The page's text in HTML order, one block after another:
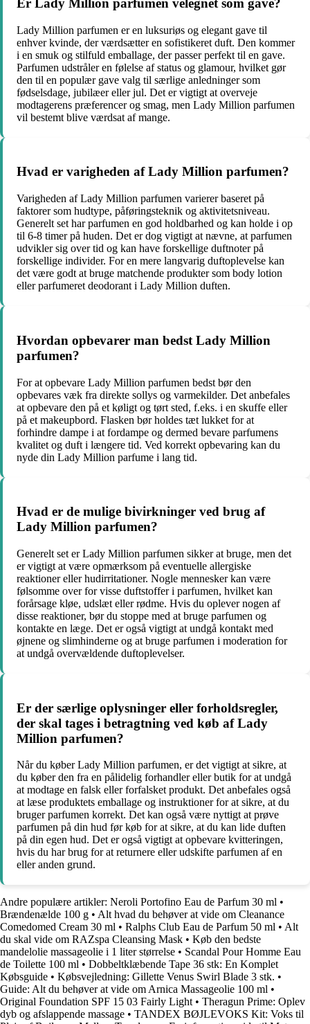
Er Lady Million parfumen velegnet som gave?
Lady Million parfumen er en luksuriøs og elegant gave til
enhver kvinde, der værdsætter en sofistikeret duft. Den kommer
i en smuk og stilfuld emballage, der passer perfekt til en gave.
Parfumen udstråler en følelse af status og glamour, hvilket gør
den til en populær gave valg til særlige anledninger som
fødselsdage, jubilæer eller jul. Det er vigtigt at overveje
modtagerens præferencer og smag, men Lady Million parfumen
vil bestemt blive værdsat af mange.
Hvad er varigheden af Lady Million parfumen?
Varigheden af Lady Million parfumen varierer baseret på
faktorer som hudtype, påføringsteknik og aktivitetsniveau.
Generelt set har parfumen en god holdbarhed og kan holde i op
til 6-8 timer på huden. Det er dog vigtigt at nævne, at parfumen
udvikler sig over tid og kan have forskellige duftnoter på
forskellige individer. For en mere langvarig duftoplevelse kan
det være godt at bruge matchende produkter som body lotion
eller parfumeret deodorant i Lady Million duften.
Hvordan opbevarer man bedst Lady Million
parfumen?
For at opbevare Lady Million parfumen bedst bør den
opbevares væk fra direkte sollys og varmekilder. Det anbefales
at opbevare den på et køligt og tørt sted, f.eks. i en skuffe eller
på et makeupbord. Flasken bør holdes tæt lukket for at
forhindre dampe i at fordampe og dermed bevare parfumens
kvalitet og duft i længere tid. Ved korrekt opbevaring kan du
nyde din Lady Million parfume i lang tid.
Hvad er de mulige bivirkninger ved brug af
Lady Million parfumen?
Generelt set er Lady Million parfumen sikker at bruge, men det
er vigtigt at være opmærksom på eventuelle allergiske
reaktioner eller hudirritationer. Nogle mennesker kan være
følsomme over for visse duftstoffer i parfumen, hvilket kan
forårsage kløe, udslæt eller rødme. Hvis du oplever nogen af
disse reaktioner, bør du stoppe med at bruge parfumen og
kontakte en læge. Det er også vigtigt at undgå kontakt med
øjnene og slimhinderne og at bruge parfumen i moderation for
at undgå overvældende duftoplevelser.
Er der særlige oplysninger eller forholdsregler,
der skal tages i betragtning ved køb af Lady
Million parfumen?
Når du køber Lady Million parfumen, er det vigtigt at sikre, at
du køber den fra en pålidelig forhandler eller butik for at undgå
at modtage en falsk eller forfalsket produkt. Det anbefales også
at læse produktets emballage og instruktioner for at sikre, at du
bruger parfumen korrekt. Det kan også være nyttigt at prøve
parfumen på din hud før køb for at sikre, at du kan lide duften
på din egen hud. Det er også vigtigt at opbevare kvitteringen,
hvis du har brug for at returnere eller udskifte parfumen af ​​en
eller anden grund.
Andre populære artikler: Neroli Portofino Eau de Parfum 30 ml •
Brændenælde 100 g • Alt hvad du behøver at vide om Cleanance
Comedomed Cream 30 ml • Ralphs Club Eau de Parfum 50 ml • Alt
du skal vide om RAZspa Cleansing Mask • Køb den bedste
mandelolie massageolie i 1 liter størrelse • Scandal Pour Homme Eau
de Toilette 100 ml • Dobbeltklæbende Tape 36 stk: En Komplet
Købsguide • Købsvejledning: Gillette Venus Swirl Blade 3 stk. •
Guide: Alt du behøver at vide om Arnica Massageolie 100 ml •
Original Foundation SPF 15 03 Fairly Light• Theragun Prime: Oplev
dyb og afslappende massage • TANDEX BØJLEVOKS Kit: Voks til